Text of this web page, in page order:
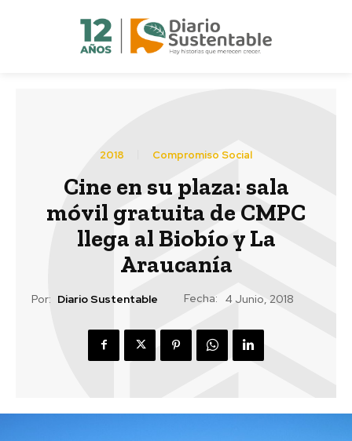
2018 Compromiso Social
Cine en su plaza: sala
móvil gratuita de CMPC
llega al Biobío y La
Araucanía
Por: Diario Sustentable Fecha: 4 Junio, 2018